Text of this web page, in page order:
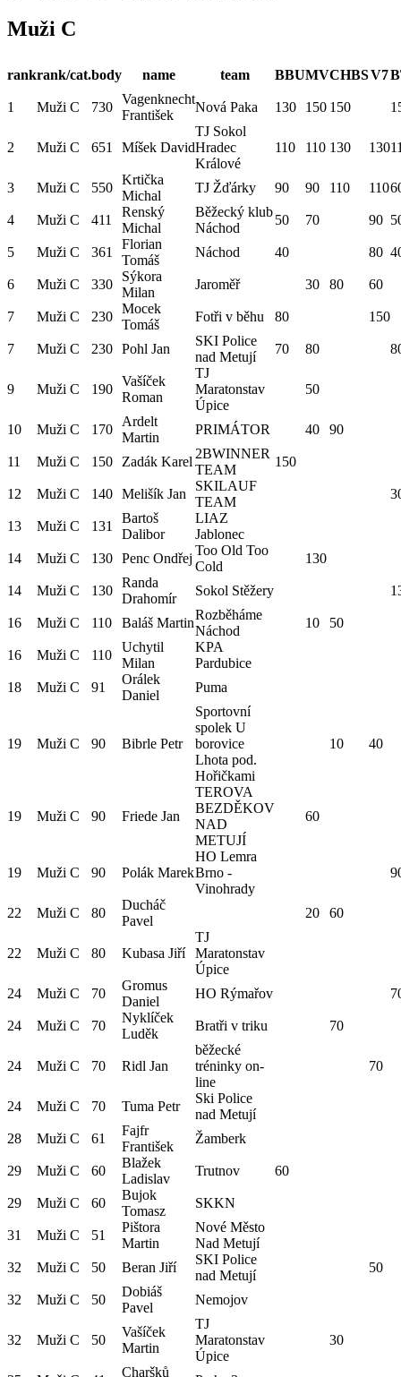
Muži C
rankrank/cat.body name team BBUMVCHBSV7
1 Muži C 730
Vagenknecht
František
Nová Paka 130 150 150
2 Muži C 651 Míšek David
TJ Sokol
Hradec
Králové
110 110 130 130
3 Muži C 550
Krtička
Michal
TJ Žďárky 90 90 110 110
4 Muži C 411
Renský
Michal
Běžecký klub
Náchod
50 70 90
5 Muži C 361
Florian
Tomáš
Náchod 40 80
6 Muži C 330
Sýkora
Milan
Jaroměř 30 80 60
7 Muži C 230
Mocek
Tomáš
Fotři v běhu 80 150
7 Muži C 230 Pohl Jan
SKI Police
nad Metují
70 80
9 Muži C 190
Vašíček
Roman
TJ
Maratonstav
Úpice
50
10 Muži C 170
Ardelt
Martin
PRIMÁTOR 40 90
11 Muži C 150 Zadák Karel
2BWINNER
TEAM
150
12 Muži C 140 Melišík Jan
SKILAUF
TEAM
13 Muži C 131
Bartoš
Dalibor
LIAZ
Jablonec
14
Muži C 130 Penc Ondřej
Too Old Too
Cold
130
14 Muži C 130
Randa
Drahomír
Sokol Stěžery
16 Muži C 110 Baláš Martin
Rozběháme
Náchod
10 50
16 Muži C 110
Uchytil
Milan
KPA
Pardubice
18
Muži C 91
Orálek
Daniel
Puma
19 Muži C 90 Bibrle Petr
Sportovní
spolek U
borovice
Lhota pod.
Hořičkami
10 40
19 Muži C 90 Friede Jan
TEROVA
BEZDĚKOV
NAD
METUJÍ
60
19 Muži C 90 Polák Marek
HO Lemra
Brno -
Vinohrady
22 Muži C 80
Ducháč
Pavel
20 60
22 Muži C 80 Kubasa Jiří
TJ
Maratonstav
Úpice
24
Muži C 70
Gromus
Daniel
HO Rýmařov
24 Muži C 70
Nyklíček
Luděk
Bratři v triku 70
24 Muži C 70 Ridl Jan
běžecké
tréninky on-
line
70
24 Muži C 70 Tuma Petr
Ski Police
nad Metují
28
Muži C 61
Fajfr
František
Žamberk
29 Muži C 60
Blažek
Ladislav
Trutnov 60
29 Muži C 60
Bujok
Tomasz
SKKN
31 Muži C 51
Pištora
Martin
Nové Město
Nad Metují
32
Muži C 50 Beran Jiří
SKI Police
nad Metují
50
32 Muži C 50
Dobiáš
Pavel
Nemojov
32 Muži C 50
Vašíček
Martin
TJ
Maratonstav
Úpice
30
Charšků